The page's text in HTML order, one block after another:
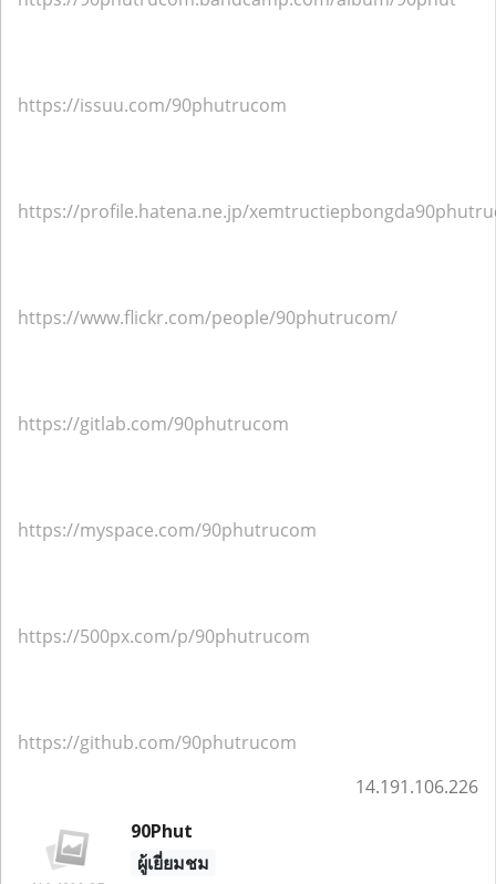
https://issuu.com/90phutrucom
https://profile.hatena.ne.jp/
https://www.flickr.com/people/90phutrucom/
https://gitlab.com/90phutrucom
https://myspace.com/90phutrucom
https://500px.com/p/90phutrucom
https://github.com/90phutrucom
14.191.106.226
90Phut
ผู้เยี่ยมชม